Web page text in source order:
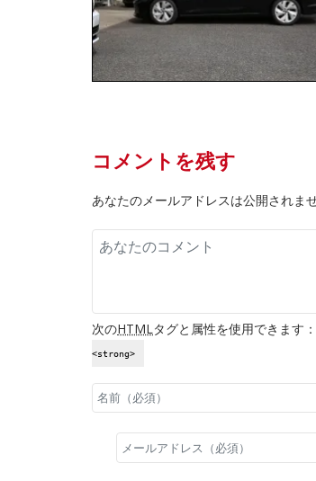
コメントを残す
あなたのメールアドレスは公開されま
次のHTML タグと属性を使用できます：
<strong>